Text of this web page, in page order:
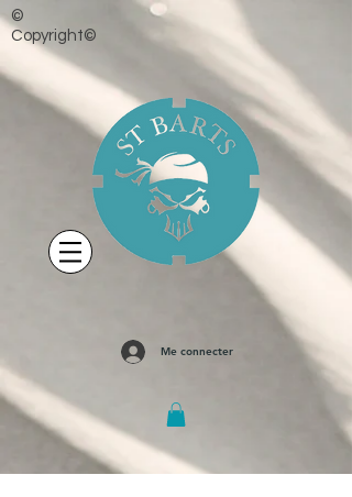
©
Copyright©
Me connecter